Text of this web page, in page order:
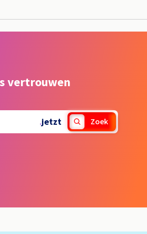
vertrouwen
.jetzt Zoek